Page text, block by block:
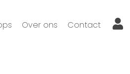
Over ons Contact